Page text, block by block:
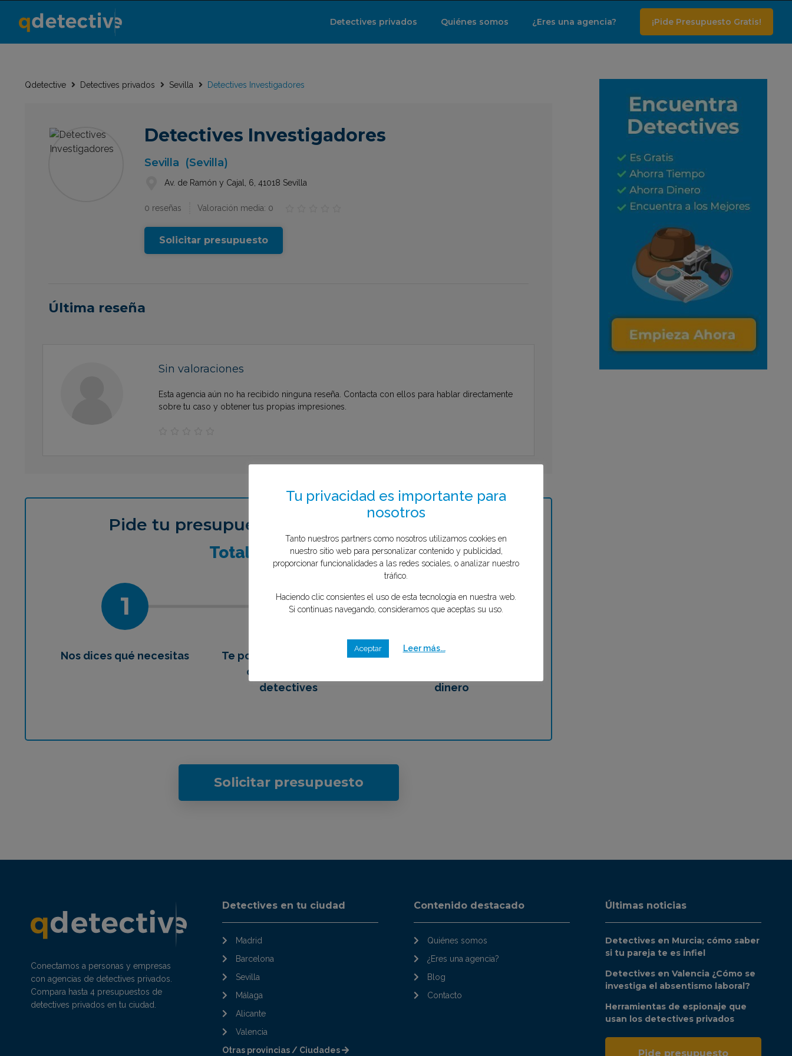
Detectives privados Quiénes somos ¿Eres una agencia? ¡Pide Presupuesto Gratis!
Qdetective Detectives privados Sevilla Detectives Investigadores
Detectives Investigadores
Sevilla (Sevilla)
Av. de Ramón y Cajal, 6, 41018 Sevilla
0 reseñas Valoración media: 0
Solicitar presupuesto
Última reseña
Sin valoraciones
Esta agencia aún no ha recibido ninguna reseña. Contacta con ellos para hablar directamente
sobre tu caso y obtener tus propias impresiones.
Pide tu presupuesto el menos de 1 minuto
Totalmente GRATIS
1 2 3
Nos dices qué necesitas
Te ponemos en contacto
con los mejores
detectives
Eliges tu mejor opción,
dinero
Solicitar presupuesto
Conectamos a personas y empresas
con agencias de detectives privados.
Compara hasta 4 presupuestos de
detectives privados en tu ciudad.
Detectives en tu ciudad
Madrid
Barcelona
Sevilla
Málaga
Alicante
Valencia
Otras provincias / Ciudades
Contenido destacado
Quiénes somos
¿Eres una agencia?
Blog
Contacto
Últimas noticias
Detectives en Murcia; cómo saber
si tu pareja te es infiel
Detectives en Valencia ¿Cómo se
investiga el absentismo laboral?
Herramientas de espionaje que
usan los detectives privados
Pide presupuesto
Tu privacidad es importante para
nosotros
Tanto nuestros partners como nosotros utilizamos cookies en
proporcionar funcionalidades a las redes sociales, o analizar nuestro
tráfico.
Si continuas navegando, consideramos que aceptas su uso.
Aceptar Leer más...
¿Qué tipo de caso quieres investigar?*